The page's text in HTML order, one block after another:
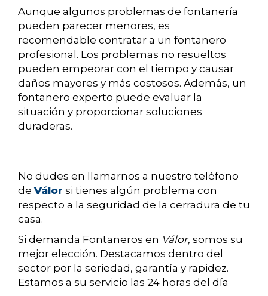
Aunque algunos problemas de fontanería
pueden parecer menores, es
recomendable contratar a un fontanero
profesional. Los problemas no resueltos
pueden empeorar con el tiempo y causar
daños mayores y más costosos. Además, un
fontanero experto puede evaluar la
situación y proporcionar soluciones
duraderas.
No dudes en llamarnos a nuestro teléfono
de Válor si tienes algún problema con
respecto a la seguridad de la cerradura de tu
casa.
Si demanda Fontaneros en Válor, somos su
mejor elección. Destacamos dentro del
sector por la seriedad, garantía y rapidez.
Estamos a su servicio las 24 horas del día